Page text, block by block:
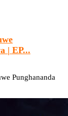
| EP...
Punghananda